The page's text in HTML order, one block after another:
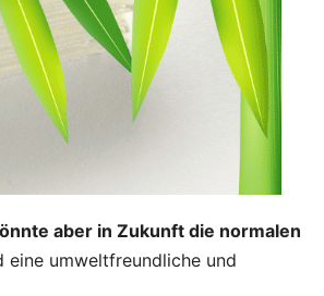
aber in Zukunft die normalen
eine umweltfreundliche und